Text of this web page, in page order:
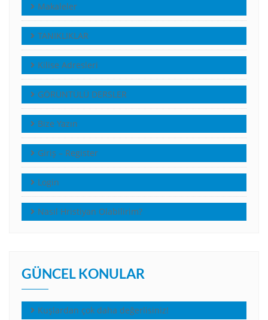
Makaleler
TANIKLIKLAR
Kilise Adresleri
GÖRÜNTÜLÜ DERSLER
Bize Yazın
Giriş – Register
Login
Nasıl Hristiyan Olabilirim?
GÜNCEL KONULAR
Kuşlardan çok daha değerlisiniz!